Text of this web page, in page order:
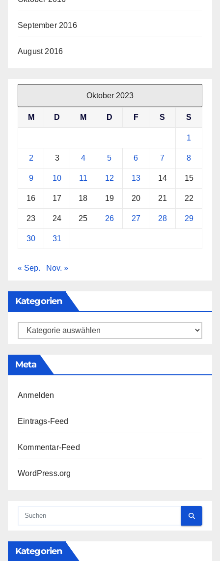
September 2016
August 2016
Oktober 2023
M D M D F S S
1
2 3 4 5 6 7 8
9 10 11 12 13 14 15
16 17 18 19 20 21 22
23 24 25 26 27 28 29
30 31
« Sep. Nov. »
Kategorien
Kategorien
Meta
Anmelden
Eintrags-Feed
Kommentar-Feed
WordPress.org
Kategorien